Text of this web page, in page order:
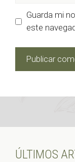
Guarda mi
este
ÚLTIMOS